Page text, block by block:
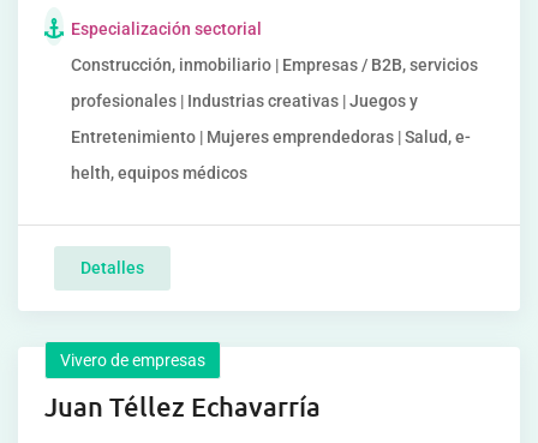
Especialización sectorial
Construcción, inmobiliario | Empresas / B2B, servicios
profesionales | Industrias creativas | Juegos y
Entretenimiento | Mujeres emprendedoras | Salud, e-
helth, equipos médicos
Detalles
Vivero de empresas
Juan Téllez Echavarría